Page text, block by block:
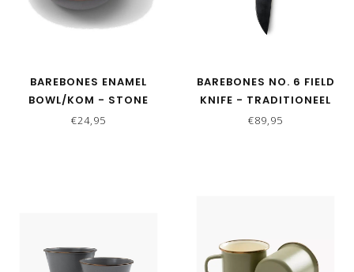
BAREBONES ENAMEL
BOWL/KOM - STONE
GREY - SET VAN 2
€24,95
BAREBONES NO. 6 FIELD
KNIFE - TRADITIONEEL
MES MET HOLSTER
€89,95